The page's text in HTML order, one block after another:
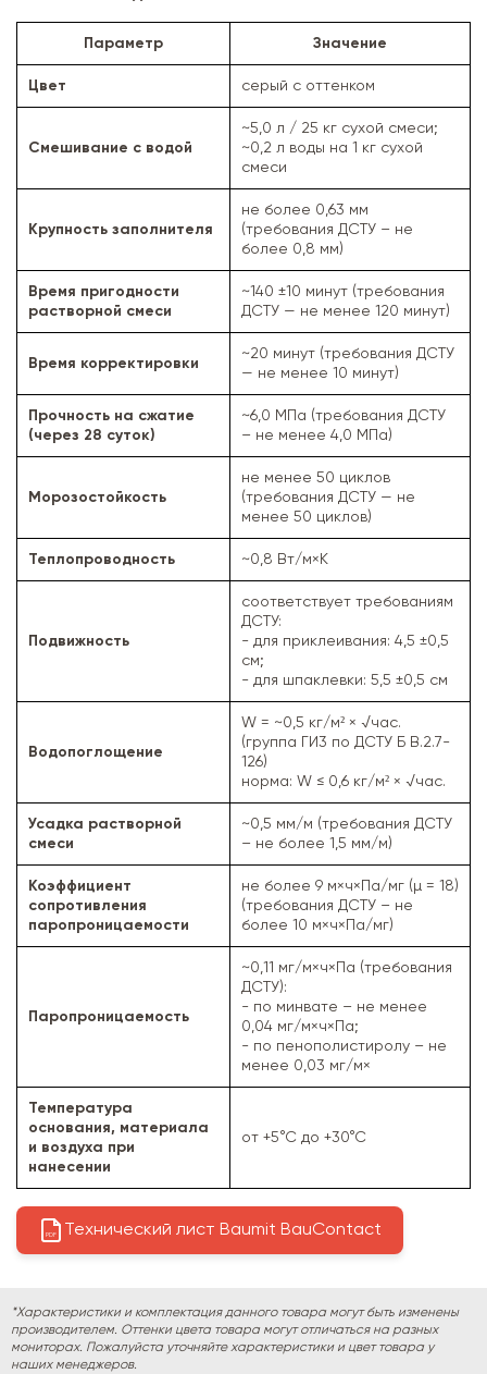
Параметр Значение
Цвет серый с оттенком
Смешивание с водой
~5,0 л / 25 кг сухой смеси;
~0,2 л воды на 1 кг сухой
смеси
Крупность заполнителя
не более 0,63 мм
(требования ДСТУ – не
более 0,8 мм)
Время пригодности
растворной смеси
~140 ±10 минут (требования
ДСТУ — не менее 120 минут)
Время корректировки
~20 минут (требования ДСТУ
— не менее 10 минут)
Прочность на сжатие
(через 28 суток)
~6,0 МПа (требования ДСТУ
– не менее 4,0 МПа)
Морозостойкость
не менее 50 циклов
(требования ДСТУ — не
менее 50 циклов)
Теплопроводность ~0,8 Вт/м×К
Подвижность
соответствует требованиям
ДСТУ:
- для приклеивания: 4,5 ±0,5
см;
- для шпаклевки: 5,5 ±0,5 см
Водопоглощение
W = ~0,5 кг/м² × √час.
(группа ГИ3 по ДСТУ Б В.2.7-
126)
норма: W ≤ 0,6 кг/м² × √час.
Усадка растворной
смеси
~0,5 мм/м (требования ДСТУ
– не более 1,5 мм/м)
Коэффициент
сопротивления
паропроницаемости
не более 9 м×ч×Па/мг (µ = 18)
(требования ДСТУ – не
более 10 м×ч×Па/мг)
Паропроницаемость
~0,11 мг/м×ч×Па (требования
ДСТУ):
- по минвате – не менее
0,04 мг/м×ч×Па;
- по пенополистиролу – не
менее 0,03 мг/м×
Температура
основания, материала
и воздуха при
нанесении
от +5°С до +30°С
PDF Технический лист Baumit BauContact
*Характеристики и комплектация данного товара могут быть изменены
производителем. Оттенки цвета товара могут отличаться на разных
мониторах. Пожалуйста уточняйте характеристики и цвет товара у
наших менеджеров.